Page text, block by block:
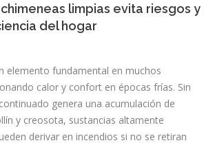
limpias evita riesgos y
del hogar
elemento fundamental en muchos
calor y confort en épocas frías. Sin
genera una acumulación de
y creosota, sustancias altamente
derivar en incendios si no se retiran